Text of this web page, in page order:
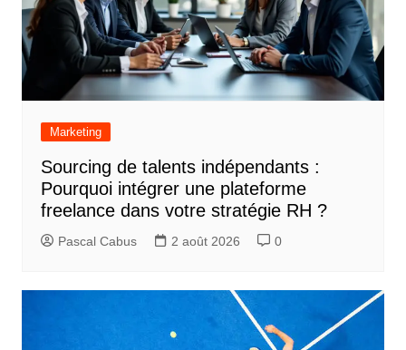
Marketing
Sourcing de talents indépendants :
Pourquoi intégrer une plateforme
freelance dans votre stratégie RH ?
Pascal Cabus 2 août 2026 0